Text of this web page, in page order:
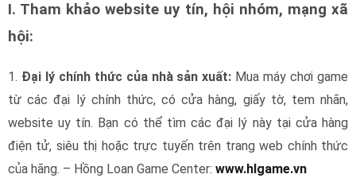
I. Tham khảo website uy tín, hội nhóm, mạng xã
hội:
1. Đại lý chính thức của nhà sản xuất: Mua máy chơi game
từ các đại lý chính thức, có cửa hàng, giấy tờ, tem nhãn,
website uy tín. Bạn có thể tìm các đại lý này tại cửa hàng
điện tử, siêu thị hoặc trực tuyến trên trang web chính thức
của hãng. – Hồng Loan Game Center: www.hlgame.vn